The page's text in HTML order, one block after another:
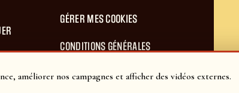
améliorer nos campagnes et afficher des vidéos externes.
GÉRER MES COOKIES
CONDITIONS GÉNÉRALES
CONDITIONS GÉNÉRALES DE VENTES